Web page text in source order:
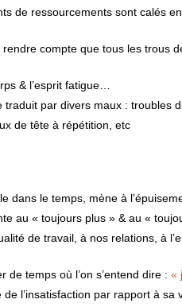
de ressourcements sont calés
rendre compte que tous les trous
& l’esprit fatigue…
traduit par divers maux : troubles
de tête à répétition, etc
dans le temps, mène à
au « toujours plus » & au «
de travail, à nos relations, à
de temps où l’on s’entend dire : «
l’insatisfaction par rapport à